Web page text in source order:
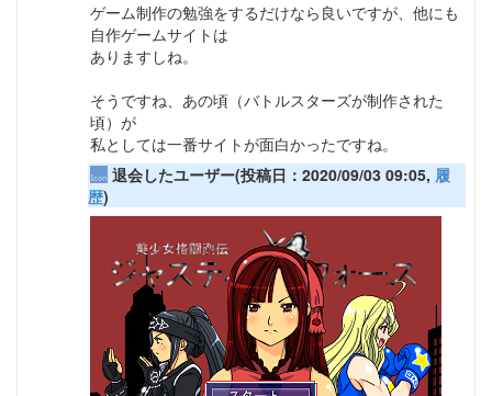
ゲーム制作の勉強をするだけなら良いですが、他にも
自作ゲームサイトは
ありますしね。
そうですね、あの頃（バトルスターズが制作された
頃）が
私としては一番サイトが面白かったですね。
退会したユーザー(投稿日：2020/09/03 09:05, 履
歴)